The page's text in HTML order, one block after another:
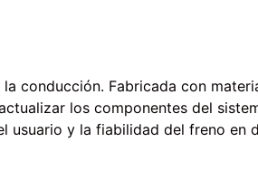
conducción. Fabricada con
los componentes del
usuario y la fiabilidad del freno en